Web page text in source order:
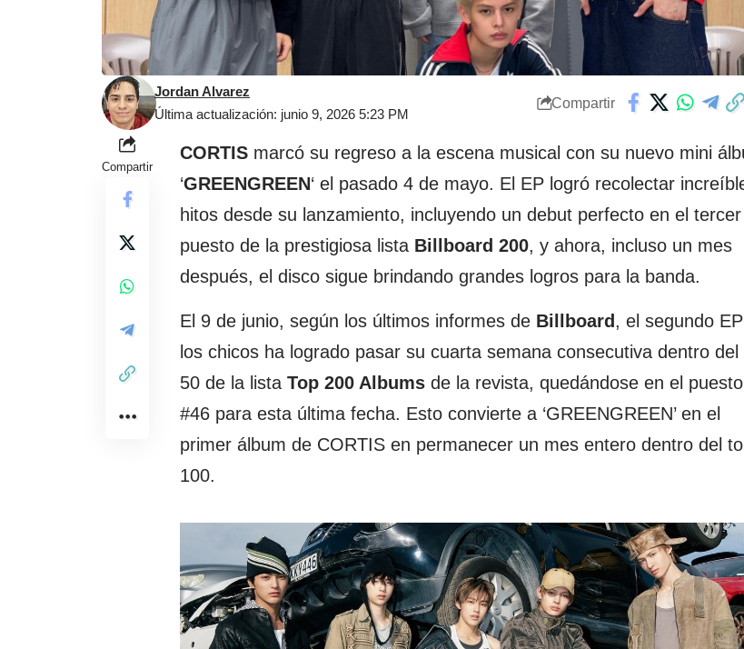
Última actualización: junio 9, 2026 5:23 PM
Jordan Alvarez
Compartir
Compartir
CORTIS marcó su regreso a la escena musical con su nuevo mini
‘GREENGREEN‘ el pasado 4 de mayo. El EP logró recolectar
hitos desde su lanzamiento, incluyendo un debut perfecto en el tercer
puesto de la prestigiosa lista Billboard 200, y ahora, incluso un mes
después, el disco sigue brindando grandes logros para la banda.
El 9 de junio, según los últimos informes de Billboard , el segundo
los chicos ha logrado pasar su cuarta semana consecutiva dentro del
50 de la lista Top 200 Albums de la revista, quedándose en el puesto
#46 para esta última fecha. Esto convierte a ‘GREENGREEN’ en el
primer álbum de CORTIS en permanecer un mes entero dentro del
100.